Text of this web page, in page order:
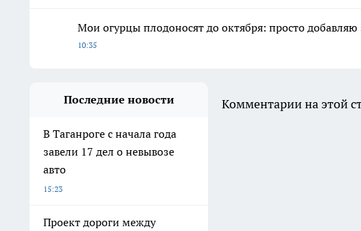
Мои огурцы плодоносят до октября: просто
10:35
Последние новости
В Таганроге с начала года
завели 17 дел о невывозе
авто
15:23
Проект дороги между
Комментарии на этой